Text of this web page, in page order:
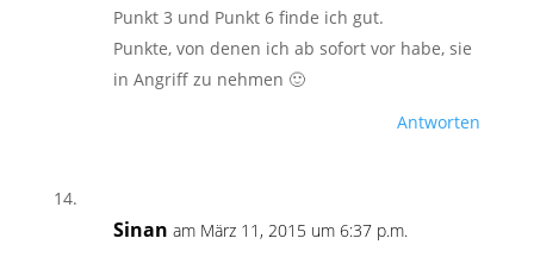
Punkt 3 und Punkt 6 finde ich gut.
Punkte, von denen ich ab sofort vor habe, sie
in Angriff zu nehmen 🙂
Antworten
Sinan am März 11, 2015 um 6:37 p.m.